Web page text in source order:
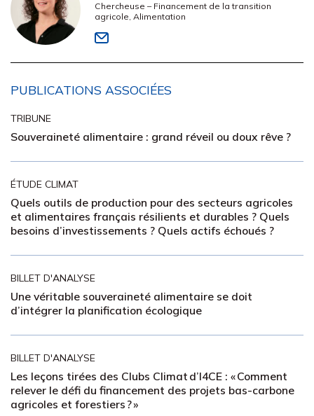
Chercheuse – Financement de la transition
agricole, Alimentation
PUBLICATIONS ASSOCIÉES
TRIBUNE
Souveraineté alimentaire : grand réveil ou doux rêve ?
ÉTUDE CLIMAT
Quels outils de production pour des secteurs agricoles
et alimentaires français résilients et durables ? Quels
besoins d’investissements ? Quels actifs échoués ?
BILLET D'ANALYSE
Une véritable souveraineté alimentaire se doit
d’intégrer la planification écologique
BILLET D'ANALYSE
Les leçons tirées des Clubs Climat d’I4CE : « Comment
relever le défi du financement des projets bas-carbone
agricoles et forestiers ? »